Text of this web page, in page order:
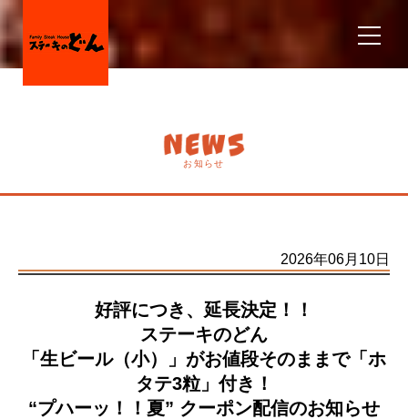
お知らせ
2026年06月10日
好評につき、延長決定！！
ステーキのどん
「生ビール（小）」がお値段そのままで「ホ
タテ3粒」付き！
“プハーッ！！夏” クーポン配信のお知らせ